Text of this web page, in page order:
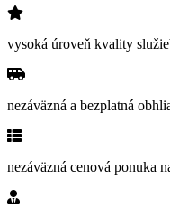
vysoká úroveň kvality
nezáväzná a bezplatná
nezáväzná cenová ponuka